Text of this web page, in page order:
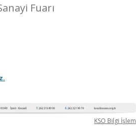
Fuarı
KSO Bilgi İşlem